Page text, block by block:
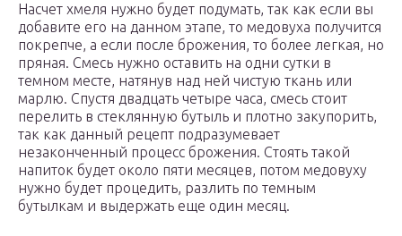
Насчет хмеля нужно будет подумать, так как если вы
добавите его на данном этапе, то медовуха получится
покрепче, а если после брожения, то более легкая, но
пряная. Смесь нужно оставить на одни сутки в
темном месте, натянув над ней чистую ткань или
марлю. Спустя двадцать четыре часа, смесь стоит
перелить в стеклянную бутыль и плотно закупорить,
так как данный рецепт подразумевает
незаконченный процесс брожения. Стоять такой
напиток будет около пяти месяцев, потом медовуху
нужно будет процедить, разлить по темным
бутылкам и выдержать еще один месяц.